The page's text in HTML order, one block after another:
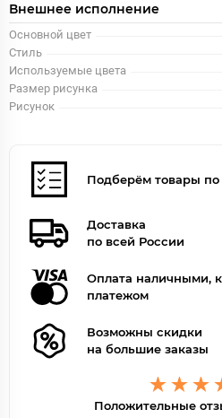
Внешнее исполнение
Основной цвет
Стиль
Используемые цвета
Размер рисунка
Рисунок
Подберём товары
Доставка
по всей России
Оплата наличными,
платежом
Возможны скидки
на большие заказы
Положительные